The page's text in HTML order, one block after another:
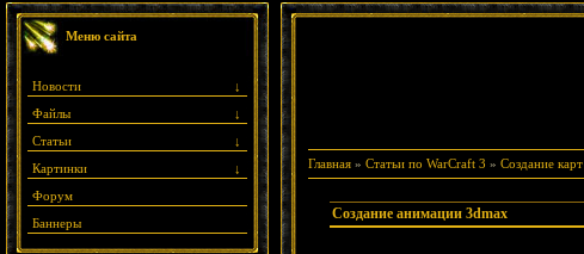
Меню сайта
↓
Новости
↓
Файлы
↓
Статьи
↓
Картинки
Форум
Баннеры
Главная » Статьи по WarCraft 3 » Создание карт
Создание анимации 3dmax